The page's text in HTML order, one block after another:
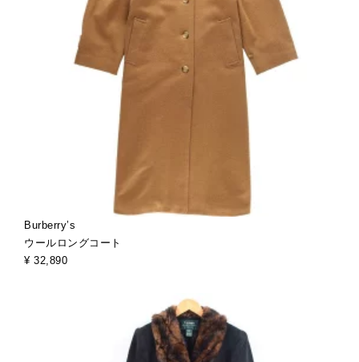
Burberry’s
ウールロングコート
¥ 32,890